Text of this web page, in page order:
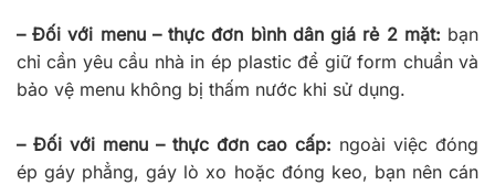
– Đối với menu – thực đơn bình dân giá rẻ 2 mặt: bạn
chỉ cần yêu cầu nhà in ép plastic để giữ form chuẩn và
bảo vệ menu không bị thấm nước khi sử dụng.
– Đối với menu – thực đơn cao cấp: ngoài việc đóng
ép gáy phẳng, gáy lò xo hoặc đóng keo, bạn nên cán